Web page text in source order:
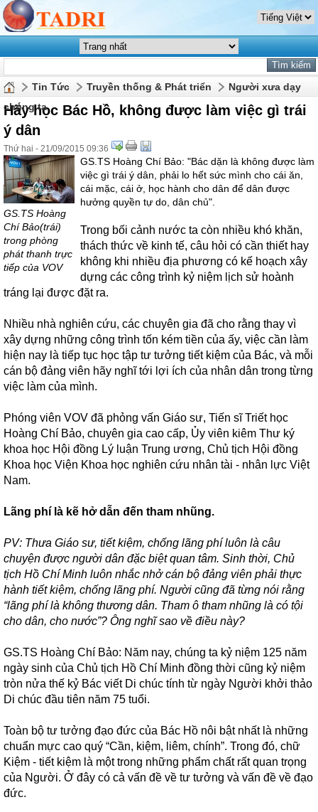
Tin Tức Truyền thống & Phát triển
Người xưa dạy
chúng ta
Hãy học Bác Hồ, không được làm việc gì trái
ý dân
Thứ hai - 21/09/2015 09:36
GS.TS Hoàng
Chí Bảo(trái)
trong phòng
phát thanh trực
tiếp của VOV
GS.TS Hoàng Chí Bảo: "Bác dặn là không được làm
việc gì trái ý dân, phải lo hết sức mình cho cái ăn,
cái mặc, cái ở, học hành cho dân để dân được
hưởng quyền tự do, dân chủ".
Trong bối cảnh nước ta còn nhiều khó khăn,
thách thức về kinh tế, câu hỏi có cần thiết hay
không khi nhiều địa phương có kế hoạch xây
dựng các công trình kỷ niệm lịch sử hoành
tráng lại được đặt ra.
Nhiều nhà nghiên cứu, các chuyên gia đã cho rằng thay vì
xây dựng những công trình tốn kém tiền của ấy, việc cần làm
hiện nay là tiếp tục học tập tư tưởng tiết kiệm của Bác, và mỗi
cán bộ đảng viên hãy nghĩ tới lợi ích của nhân dân trong từng
việc làm của mình.
Phóng viên VOV đã phỏng vấn Giáo sư, Tiến sĩ Triết học
Hoàng Chí Bảo, chuyên gia cao cấp, Ủy viên kiêm Thư ký
khoa học Hội đồng Lý luận Trung ương, Chủ tịch Hội đồng
Khoa học Viện Khoa học nghiên cứu nhân tài - nhân lực Việt
Nam.
Lãng phí là kẽ hở dẫn đến tham nhũng.
PV: Thưa Giáo sư, tiết kiệm, chống lãng phí luôn là câu
chuyện được người dân đặc biệt quan tâm. Sinh thời, Chủ
tịch Hồ Chí Minh luôn nhắc nhở cán bộ đảng viên phải thực
hành tiết kiệm, chống lãng phí. Người cũng đã từng nói rằng
“lãng phí là không thương dân. Tham ô tham nhũng là có tội
cho dân, cho nước”? Ông nghĩ sao về điều này?
GS.TS Hoàng Chí Bảo: Năm nay, chúng ta kỷ niệm 125 năm
ngày sinh của Chủ tịch Hồ Chí Minh đồng thời cũng kỷ niệm
tròn nửa thế kỷ Bác viết Di chúc tính từ ngày Người khởi thảo
Di chúc đầu tiên năm 75 tuổi.
Toàn bộ tư tưởng đạo đức của Bác Hồ nôi bật nhất là những
chuẩn mực cao quý “Cần, kiệm, liêm, chính”. Trong đó, chữ
Kiệm - tiết kiệm là một trong những phẩm chất rất quan trọng
của Người. Ở đây có cả vấn đề về tư tưởng và vấn đề về đạo
đức.